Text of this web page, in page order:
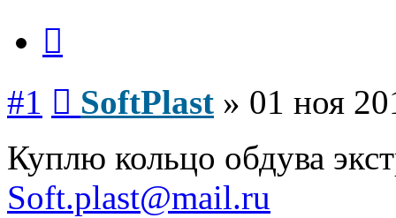
#1 SoftPlast » 01 ноя
Куплю кольцо обдува
Soft.plast@mail.ru